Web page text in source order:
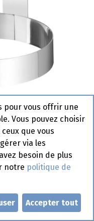
avec
125 mm
pour vous offrir une
Vous pouvez choisir
que vous
via les
besoin de plus
notre politique de
Accepter tout